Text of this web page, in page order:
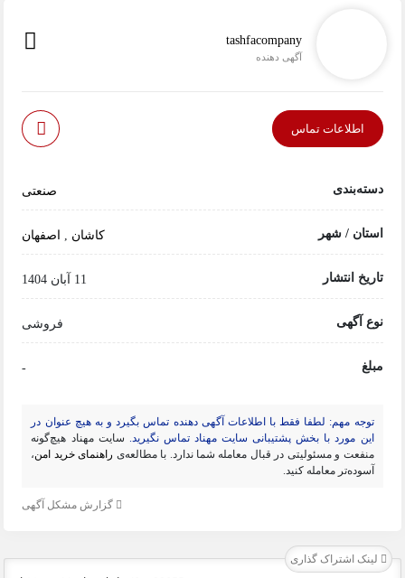
tashfacompany
آگهی دهنده
اطلاعات تماس
دسته‌بندی صنعتی
استان / شهر کاشان , اصفهان
تاریخ انتشار 11 آبان 1404
نوع آگهی فروشی
مبلغ -
توجه مهم: لطفا فقط با اطلاعات آگهی دهنده تماس بگیرد و به هیچ عنوان در
این مورد با بخش پشتیبانی سایت مهناد تماس نگیرید. سایت مهناد هیچ‌گونه
منفعت و مسئولیتی در قبال معامله شما ندارد. با مطالعه‌ی راهنمای خرید امن،
آسوده‌تر معامله کنید.
گزارش مشکل آگهی
لینک اشتراک گذاری